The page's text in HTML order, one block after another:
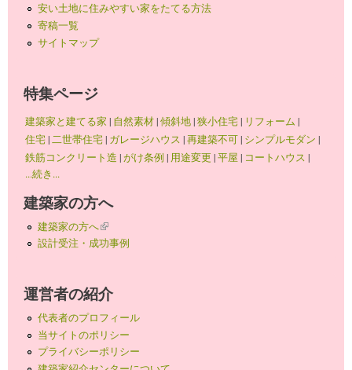
安い土地に住みやすい家をたてる方法
寄稿一覧
サイトマップ
特集ページ
建築家と建てる家 | 自然素材|傾斜地|狭小住宅| リフォーム |
住宅|二世帯住宅| ガレージハウス |再建築不可| シンプルモダン |
鉄筋コンクリート造 |がけ条例 | 用途変更 |平屋 | コートハウス |
...続き...
建築家の方へ
建築家の方へ(link is external)
設計受注・成功事例
運営者の紹介
代表者のプロフィール
当サイトのポリシー
プライバシーポリシー